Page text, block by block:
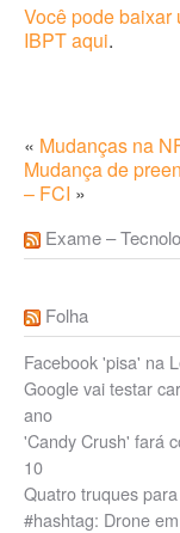
Você pode baixar
IBPT aqui.
« Mudanças na
Mudança de
– FCI »
Exame –
Folha
Facebook 'pisa' na
Google vai testar
ano
'Candy Crush' fará
10
Quatro truques
#hashtag: Drone